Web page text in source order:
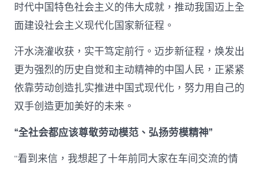
时代中国特色社会主义的伟大成就，推动我国迈上全
面建设社会主义现代化国家新征程。
汗水浇灌收获，实干笃定前行。迈步新征程，焕发出
更为强烈的历史自觉和主动精神的中国人民，正紧紧
依靠劳动创造扎实推进中国式现代化，努力用自己的
双手创造更加美好的未来。
“全社会都应该尊敬劳动模范、弘扬劳模精神”
“看到来信，我想起了十年前同大家在车间交流的情